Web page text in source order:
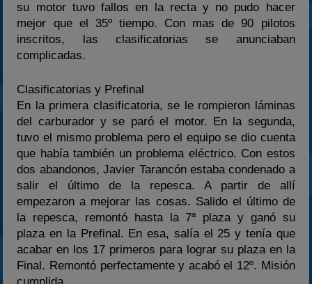
su motor tuvo fallos en la recta y no pudo hacer
mejor que el 35º tiempo. Con mas de 90 pilotos
inscritos, las clasificatorias se anunciaban
complicadas.
Clasificatorias y Prefinal
En la primera clasificatoria, se le rompieron láminas
del carburador y se paró el motor. En la segunda,
tuvo el mismo problema pero el equipo se dio cuenta
que había también un problema eléctrico. Con estos
dos abandonos, Javier Tarancón estaba condenado a
salir el último de la repesca. A partir de allí
empezaron a mejorar las cosas. Salido el último de
la repesca, remontó hasta la 7ª plaza y ganó su
plaza en la Prefinal. En esa, salía el 25 y tenía que
acabar en los 17 primeros para lograr su plaza en la
Final. Remontó perfectamente y acabó el 12º. Misión
cumplida.